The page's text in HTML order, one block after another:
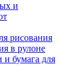
и
рисования
в рулоне
и бумага для